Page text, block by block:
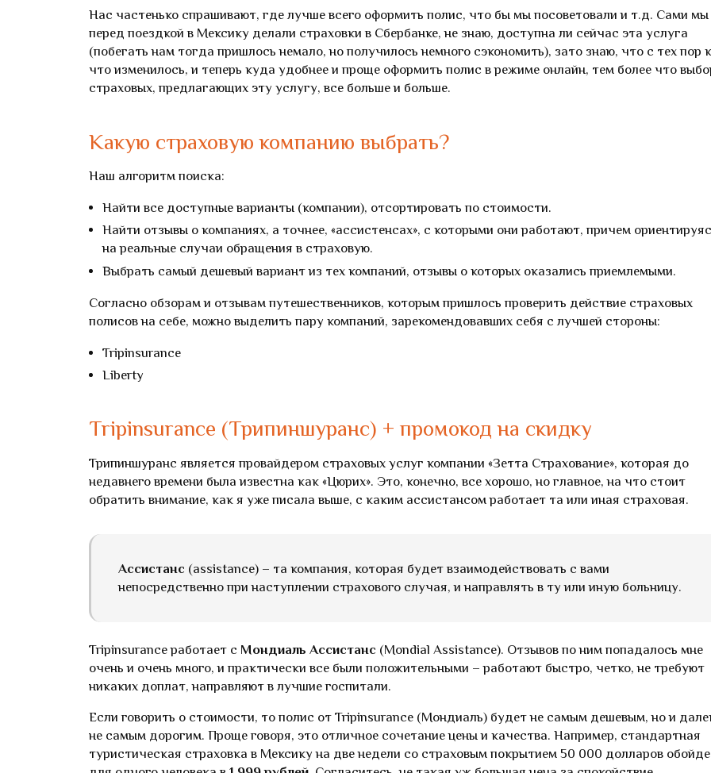
Нас частенько спрашивают, где лучше всего оформить полис, что бы мы посоветовали и т.д. Сами мы
перед поездкой в Мексику делали страховки в Сбербанке, не знаю, доступна ли сейчас эта услуга
(побегать нам тогда пришлось немало, но получилось немного сэкономить), зато знаю, что с тех пор
что изменилось, и теперь куда удобнее и проще оформить полис в режиме онлайн, тем более что
страховых, предлагающих эту услугу, все больше и больше.
Какую страховую компанию выбрать?
Наш алгоритм поиска:
Найти все доступные варианты (компании), отсортировать по стоимости.
Найти отзывы о компаниях, а точнее, «ассистенсах», с которыми они работают, причем
на реальные случаи обращения в страховую.
Выбрать самый дешевый вариант из тех компаний, отзывы о которых оказались приемлемыми.
Согласно обзорам и отзывам путешественников, которым пришлось проверить действие страховых
полисов на себе, можно выделить пару компаний, зарекомендовавших себя с лучшей стороны:
Tripinsurance
Liberty
Tripinsurance (Трипиншуранс) + промокод на скидку
Трипиншуранс является провайдером страховых услуг компании «Зетта Страхование», которая до
недавнего времени была известна как «Цюрих». Это, конечно, все хорошо, но главное, на что стоит
обратить внимание, как я уже писала выше, с каким ассистансом работает та или иная страховая.
Ассистанс (assistance) – та компания, которая будет взаимодействовать с вами
непосредственно при наступлении страхового случая, и направлять в ту или иную больницу.
Tripinsurance работает с Мондиаль Ассистанс (Mondial Assistance). Отзывов по ним попадалось мне
очень и очень много, и практически все были положительными – работают быстро, четко, не требуют
никаких доплат, направляют в лучшие госпитали.
Если говорить о стоимости, то полис от Tripinsurance (Мондиаль) будет не самым дешевым, но и
не самым дорогим. Проще говоря, это отличное сочетание цены и качества. Например, стандартная
туристическая страховка в Мексику на две недели со страховым покрытием 50 000 долларов